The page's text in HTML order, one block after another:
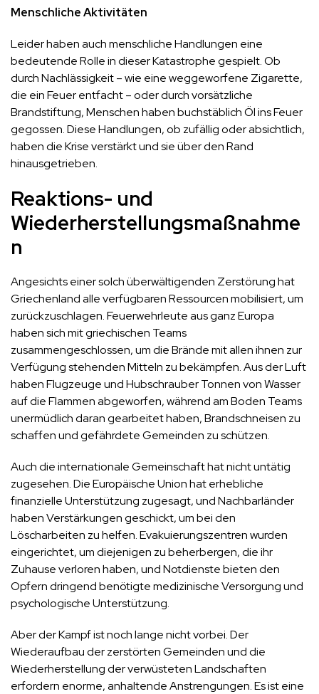
Menschliche Aktivitäten
Leider haben auch menschliche Handlungen eine
bedeutende Rolle in dieser Katastrophe gespielt. Ob
durch Nachlässigkeit – wie eine weggeworfene Zigarette,
die ein Feuer entfacht – oder durch vorsätzliche
Brandstiftung, Menschen haben buchstäblich Öl ins Feuer
gegossen. Diese Handlungen, ob zufällig oder absichtlich,
haben die Krise verstärkt und sie über den Rand
hinausgetrieben.
Reaktions- und
Wiederherstellungsmaßnahme
n
Angesichts einer solch überwältigenden Zerstörung hat
Griechenland alle verfügbaren Ressourcen mobilisiert, um
zurückzuschlagen. Feuerwehrleute aus ganz Europa
haben sich mit griechischen Teams
zusammengeschlossen, um die Brände mit allen ihnen zur
Verfügung stehenden Mitteln zu bekämpfen. Aus der Luft
haben Flugzeuge und Hubschrauber Tonnen von Wasser
auf die Flammen abgeworfen, während am Boden Teams
unermüdlich daran gearbeitet haben, Brandschneisen zu
schaffen und gefährdete Gemeinden zu schützen.
Auch die internationale Gemeinschaft hat nicht untätig
zugesehen. Die Europäische Union hat erhebliche
finanzielle Unterstützung zugesagt, und Nachbarländer
haben Verstärkungen geschickt, um bei den
Löscharbeiten zu helfen. Evakuierungszentren wurden
eingerichtet, um diejenigen zu beherbergen, die ihr
Zuhause verloren haben, und Notdienste bieten den
Opfern dringend benötigte medizinische Versorgung und
psychologische Unterstützung.
Aber der Kampf ist noch lange nicht vorbei. Der
Wiederaufbau der zerstörten Gemeinden und die
Wiederherstellung der verwüsteten Landschaften
erfordern enorme, anhaltende Anstrengungen. Es ist eine